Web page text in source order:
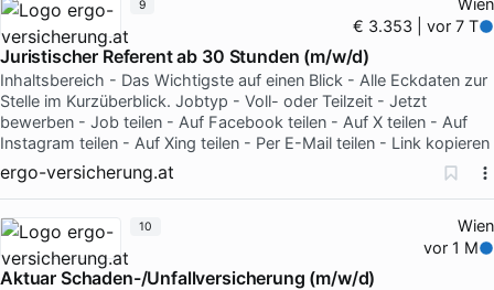
Wien
€ 3.353 | vor 7 T
Juristischer Referent ab 30 Stunden (m/w/d)
Inhaltsbereich - Das Wichtigste auf einen Blick - Alle Eckdaten zur
Stelle im Kurzüberblick. Jobtyp - Voll- oder Teilzeit - Jetzt
bewerben - Job teilen - Auf Facebook teilen - Auf X teilen - Auf
Instagram teilen - Auf Xing teilen - Per E-Mail teilen - Link kopieren
ergo-versicherung.at
9
Wien
vor 1 M
Aktuar Schaden-/Unfallversicherung (m/w/d)
10